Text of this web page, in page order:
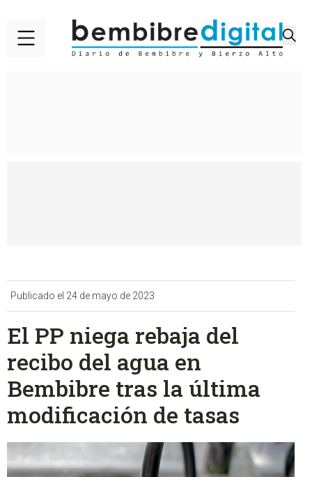
Publicado el 24 de mayo de 2023
El PP niega rebaja del
recibo del agua en
Bembibre tras la última
modificación de tasas